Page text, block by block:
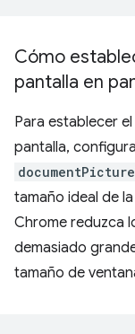
Cómo
pantalla en
Para establecer
pantalla,
tamaño ideal de
Chrome reduzca
demasiado
tamaño de